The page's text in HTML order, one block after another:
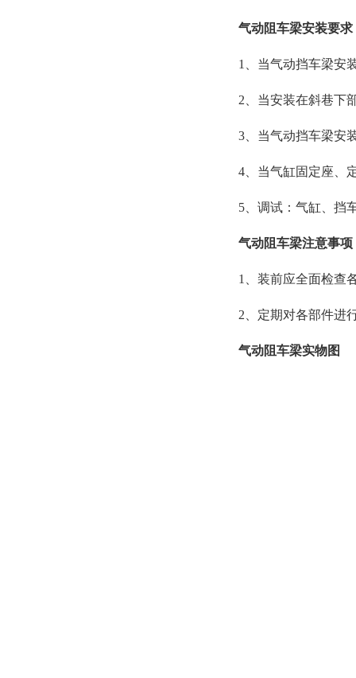
气动阻车梁安装要求
1、当气动挡车梁安
2、当安装在斜巷下
3、当气动挡车梁安
4、当气缸固定座、
5、调试：气缸、挡
气动阻车梁注意事项
1、装前应全面检查
2、定期对各部件进
气动阻车梁实物图